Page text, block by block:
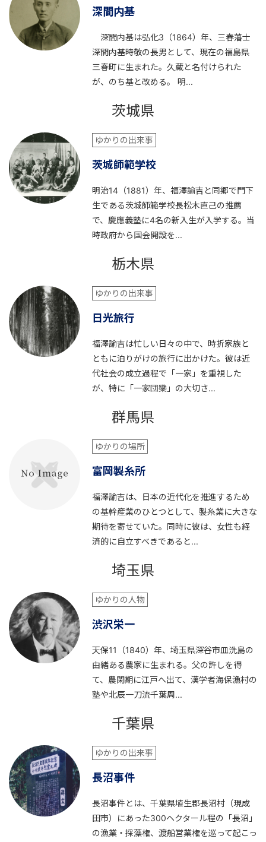
深間内基
深間内基は弘化3（1864）年、三春藩士
深間内基時敬の長男として、現在の福島県
三春町に生まれた。久蔵と名付けられた
が、のち基と改める。 明...
茨城県
ゆかりの出来事
茨城師範学校
明治14（1881）年、福澤諭吉と同郷で門下
生である茨城師範学校長松木直己の推薦
で、慶應義塾に4名の新入生が入学する。当
時政府から国会開設を...
栃木県
ゆかりの出来事
日光旅行
福澤諭吉は忙しい日々の中で、時折家族と
ともに泊りがけの旅行に出かけた。彼は近
代社会の成立過程で「一家」を重視した
が、特に「一家団欒」の大切さ...
群馬県
ゆかりの場所
富岡製糸所
福澤諭吉は、日本の近代化を推進するため
の基幹産業のひとつとして、製糸業に大きな
期待を寄せていた。同時に彼は、女性も経
済的に自立すべきであると...
埼玉県
ゆかりの人物
渋沢栄一
天保11（1840）年、埼玉県深谷市皿洗島の
由緒ある農家に生まれる。父の許しを得
て、農閑期に江戸へ出て、漢学者海保漁村の
塾や北辰一刀流千葉周...
千葉県
ゆかりの出来事
長沼事件
長沼事件とは、千葉県埴生郡長沼村（現成
田市）にあった300ヘクタール程の「長沼」
の漁業・採藻権、渡船営業権を巡って起こっ